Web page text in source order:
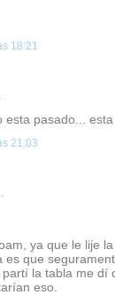
18:21
esta pasado...
21:03
ya que le lije
es que
la tabla me dí
eso.